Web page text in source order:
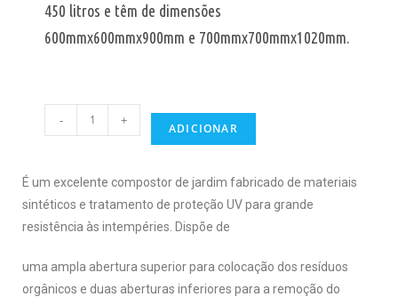
450 litros e têm de dimensões
600mmx600mmx900mm e 700mmx700mmx1020mm.
- +
ADICIONAR
É um excelente compostor de jardim fabricado de materiais
sintéticos e tratamento de proteção UV para grande
resistência às intempéries. Dispõe de
uma ampla abertura superior para colocação dos resíduos
orgânicos e duas aberturas inferiores para a remoção do